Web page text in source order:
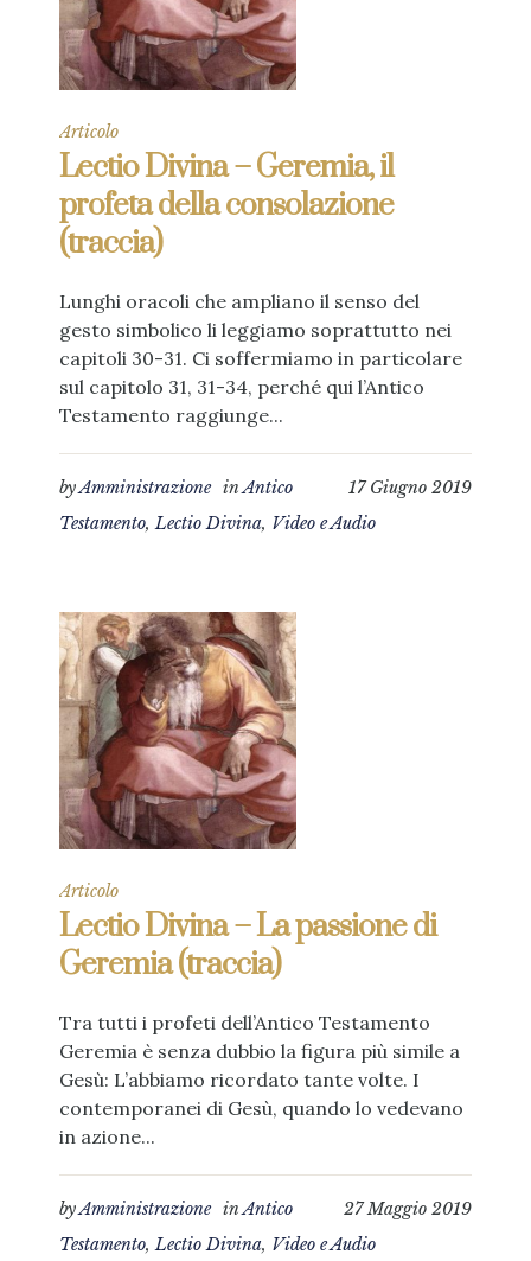
Articolo
Lectio Divina – Geremia, il
profeta della consolazione
(traccia)
Lunghi oracoli che ampliano il senso del
gesto simbolico li leggiamo soprattutto nei
capitoli 30-31. Ci soffermiamo in particolare
sul capitolo 31, 31-34, perché qui l’Antico
Testamento raggiunge...
17 Giugno 2019
byAmministrazione inAntico
Testamento,Lectio Divina, Video e Audio
Articolo
Lectio Divina – La passione di
Geremia (traccia)
Tra tutti i profeti dell’Antico Testamento
Geremia è senza dubbio la figura più simile a
Gesù: L’abbiamo ricordato tante volte. I
contemporanei di Gesù, quando lo vedevano
in azione...
27 Maggio 2019
byAmministrazione inAntico
Testamento,Lectio Divina, Video e Audio